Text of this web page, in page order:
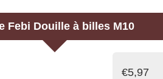
Febi Douille à billes M10
€5,97